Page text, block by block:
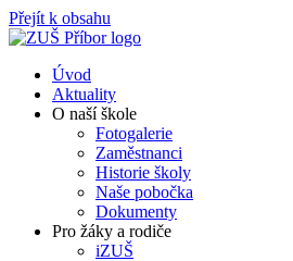
Přejít k obsahu
Úvod
Aktuality
O naší škole
Fotogalerie
Zaměstnanci
Historie školy
Naše pobočka
Dokumenty
Pro žáky a rodiče
iZUŠ